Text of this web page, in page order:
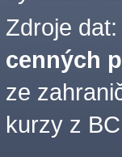
Zdroje dat:
cenných
ze
kurzy z